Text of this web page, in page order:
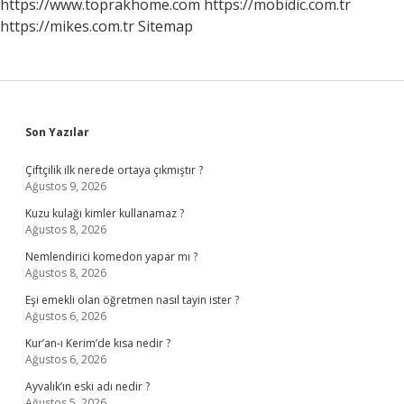
https://www.toprakhome.com https://mobidic.com.tr
https://mikes.com.trSitemap
Sidebar
Son Yazılar
Çiftçilik ilk nerede ortaya çıkmıştır ?
Ağustos 9, 2026
Kuzu kulağı kimler kullanamaz ?
Ağustos 8, 2026
Nemlendirici komedon yapar mı ?
Ağustos 8, 2026
Eşi emekli olan öğretmen nasıl tayin ister ?
Ağustos 6, 2026
Kur’an-ı Kerim’de kısa nedir ?
Ağustos 6, 2026
Ayvalık’ın eski adı nedir ?